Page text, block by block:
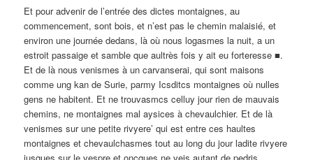
Et pour advenir de l’entrée des dictes montaignes, au
commencement, sont bois, et n’est pas le chemin malaisié, et
environ une journée dedans, là où nous logasmes la nuit, a un
estroit passaige et samble que aultrès fois y ait eu forteresse ■.
Et de là nous venismes à un carvanserai, qui sont maisons
comme ung kan de Surie, parmy Icsditcs montaignes où nulles
gens ne habitent. Et ne trouvasmcs celluy jour rien de mauvais
chemins, ne montaignes mal aysices à chevaulchier. Et de là
venismes sur une petite rivyere’ qui est entre ces haultes
montaignes et chevaulchasmes tout au long du jour ladite rivyere